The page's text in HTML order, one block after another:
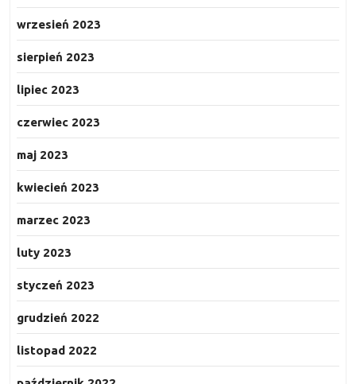
wrzesień 2023
sierpień 2023
lipiec 2023
czerwiec 2023
maj 2023
kwiecień 2023
marzec 2023
luty 2023
styczeń 2023
grudzień 2022
listopad 2022